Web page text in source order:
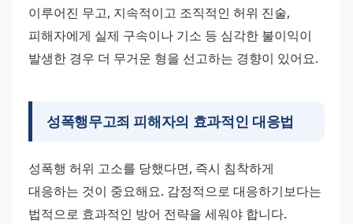
이루어진 무고, 지속적이고 조직적인 허위 진술,
피해자에게 실제 구속이나 기소 등 심각한 불이익이
발생한 경우 더 무거운 형을 선고하는 경향이 있어요.
성폭행무고죄 피해자의 효과적인 대응법
성폭행 허위 고소를 당했다면, 즉시 침착하게
대응하는 것이 중요해요. 감정적으로 대응하기보다는
법적으로 효과적인 방어 전략을 세워야 합니다.